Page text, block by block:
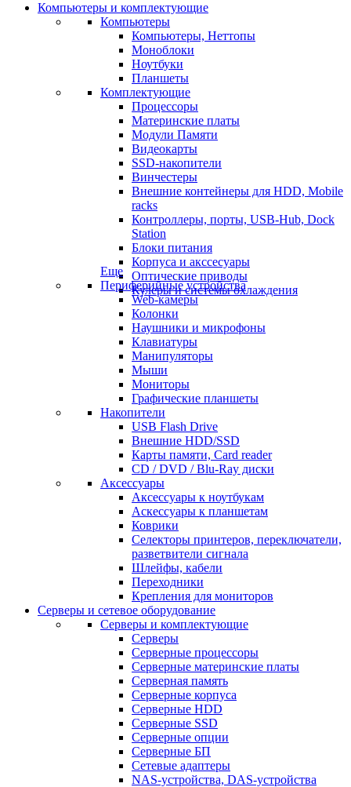
Компьютеры и комплектующие
Компьютеры
Компьютеры, Неттопы
Моноблоки
Ноутбуки
Планшеты
Комплектующие
Процессоры
Материнские платы
Модули Памяти
Видеокарты
SSD-накопители
Винчестеры
Внешние контейнеры для HDD, Mobile
racks
Контроллеры, порты, USB-Hub, Dock
Station
Блоки питания
Корпуса и акссесуары
Оптические приводы
Кулеры и системы охлаждения
Еще
Периферийные устройства
Web-камеры
Колонки
Наушники и микрофоны
Клавиатуры
Манипуляторы
Мыши
Мониторы
Графические планшеты
Накопители
USB Flash Drive
Внешние HDD/SSD
Карты памяти, Card reader
CD / DVD / Blu-Ray диски
Аксессуары
Аксессуары к ноутбукам
Аскессуары к планшетам
Коврики
Селекторы принтеров, переключатели,
разветвители сигнала
Шлейфы, кабели
Переходники
Крепления для мониторов
Серверы и сетевое оборудование
Серверы и комплектующие
Серверы
Серверные процессоры
Серверные материнские платы
Серверная память
Серверные корпуса
Серверные HDD
Серверные SSD
Серверные опции
Серверные БП
Сетевые адаптеры
NAS-устройства, DAS-устройства